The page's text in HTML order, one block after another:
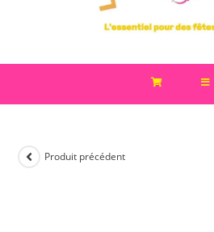
Produit précédent